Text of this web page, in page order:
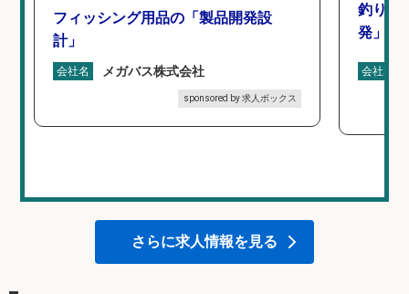
フィッシング用品の「製品開発設
計」
会社名 メガバス株式会社
sponsored by 求人ボックス
釣り好
発」/
会社名
さらに求人情報を見る